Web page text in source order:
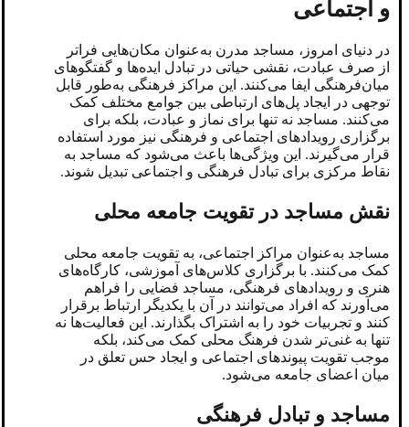
و اجتماعی
در دنیای امروز، مساجد مدرن به‌عنوان مکان‌هایی فراتر
از صرف عبادت، نقشی حیاتی در تبادل ایده‌ها و گفتگوهای
میان‌فرهنگی ایفا می‌کنند. این مراکز فرهنگی به‌طور قابل
توجهی در ایجاد پل‌های ارتباطی بین جوامع مختلف کمک
می‌کنند. مساجد نه تنها برای نماز و عبادت، بلکه برای
برگزاری رویدادهای اجتماعی و فرهنگی نیز مورد استفاده
قرار می‌گیرند. این ویژگی‌ها باعث می‌شود که مساجد به
نقاط مرکزی برای تبادل فرهنگی و اجتماعی تبدیل شوند.
نقش مساجد در تقویت جامعه محلی
مساجد به‌عنوان مراکز اجتماعی، به تقویت جامعه محلی
کمک می‌کنند. با برگزاری کلاس‌های آموزشی، کارگاه‌های
هنری و رویدادهای فرهنگی، مساجد فضایی را فراهم
می‌آورند که افراد می‌توانند در آن با یکدیگر ارتباط برقرار
کنند و تجربیات خود را به اشتراک بگذارند. این فعالیت‌ها نه
تنها به غنی‌تر شدن فرهنگ محلی کمک می‌کند، بلکه
موجب تقویت پیوندهای اجتماعی و ایجاد حس تعلق در
میان اعضای جامعه می‌شود.
مساجد و تبادل فرهنگی